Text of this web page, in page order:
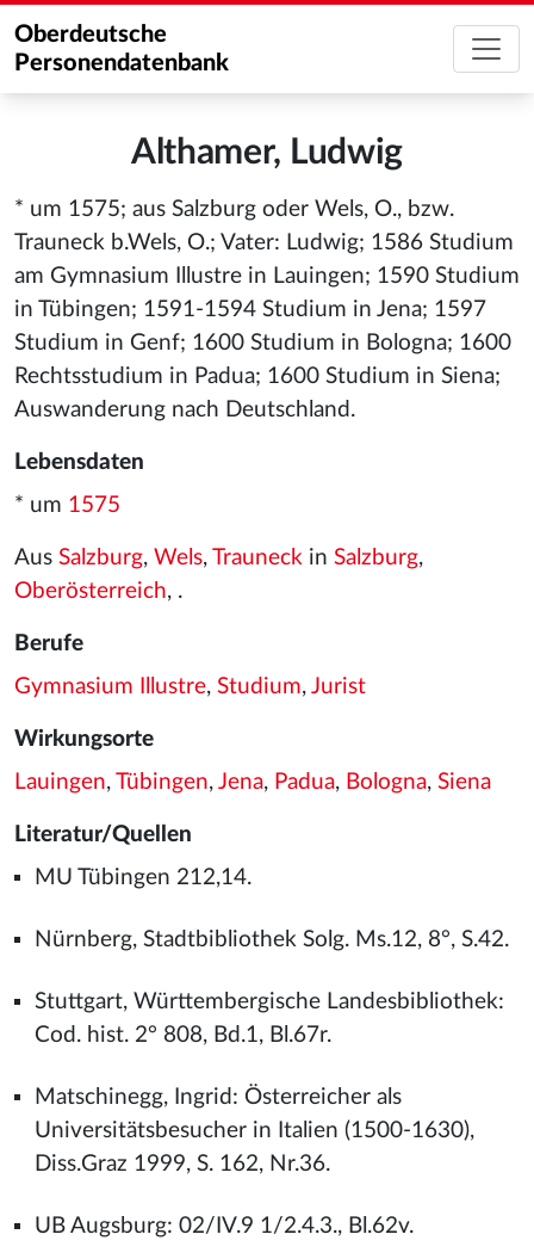
Oberdeutsche
Personendatenbank
Althamer, Ludwig
* um 1575; aus Salzburg oder Wels, O., bzw.
Trauneck b.Wels, O.; Vater: Ludwig; 1586 Studium
am Gymnasium Illustre in Lauingen; 1590 Studium
in Tübingen; 1591-1594 Studium in Jena; 1597
Studium in Genf; 1600 Studium in Bologna; 1600
Rechtsstudium in Padua; 1600 Studium in Siena;
Auswanderung nach Deutschland.
Lebensdaten
* um 1575
Aus Salzburg, Wels, Trauneck in Salzburg,
Oberösterreich, .
Berufe
Gymnasium Illustre, Studium, Jurist
Wirkungsorte
Lauingen, Tübingen, Jena, Padua, Bologna, Siena
Literatur/Quellen
MU Tübingen 212,14.
Nürnberg, Stadtbibliothek Solg. Ms.12, 8°, S.42.
Stuttgart, Württembergische Landesbibliothek:
Cod. hist. 2° 808, Bd.1, Bl.67r.
Matschinegg, Ingrid: Österreicher als
Universitätsbesucher in Italien (1500-1630),
Diss.Graz 1999, S. 162, Nr.36.
UB Augsburg: 02/IV.9 1/2.4.3., Bl.62v.